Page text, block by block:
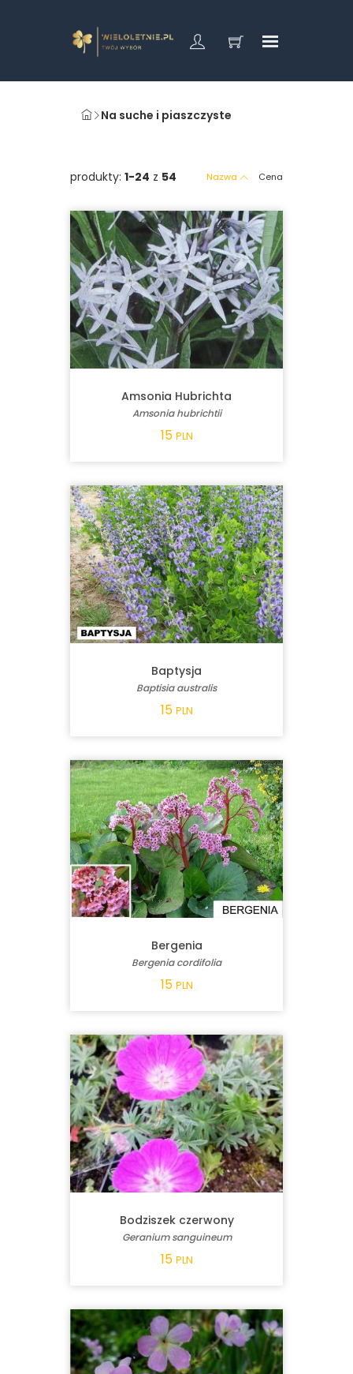
Na suche i piaszczyste
produkty: 1-24 z 54 Nazwa Cena
Amsonia Hubrichta
Amsonia hubrichtii
15 PLN
Baptysja
Baptisia australis
15 PLN
Bergenia
Bergenia cordifolia
15 PLN
Bodziszek czerwony
Geranium sanguineum
15 PLN